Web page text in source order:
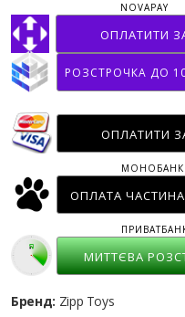
ОПЛАТИТИ
NOVAPAY
РОЗСТРОЧКА ДО
ОПЛАТИТИ
ОПЛАТА
МОНОБАНК
МИТТЄВА
Бренд: Zipp Toys